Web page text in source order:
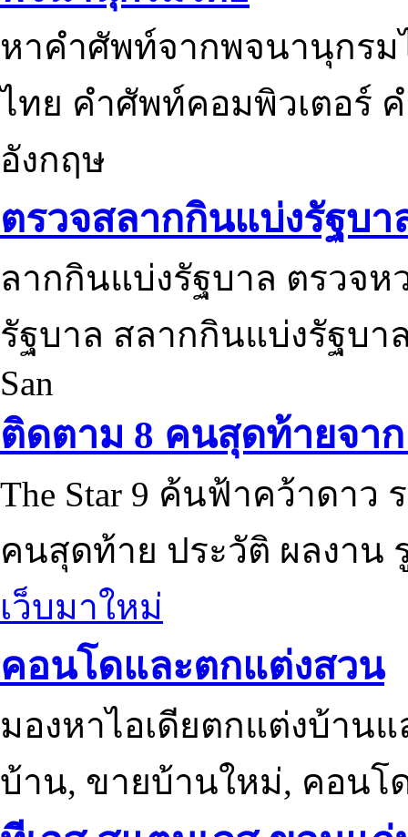
หาคำศัพท์จากพจนานุกรม
ไทย คำศัพท์คอมพิวเตอร์
อังกฤษ
ตรวจสลากกินแบ่งรัฐบา
ลากกินแบ่งรัฐบาล ตรวจ
รัฐบาล สลากกินแบ่งรัฐบา
San
ติดตาม 8 คนสุดท้ายจาก
The Star 9 ค้นฟ้าคว้าดาว
คนสุดท้าย ประวัติ ผลงาน
เว็บมาใหม่
คอนโดและตกแต่งสวน
มองหาไอเดียตกแต่งบ้าน
บ้าน, ขายบ้านใหม่, คอนโ